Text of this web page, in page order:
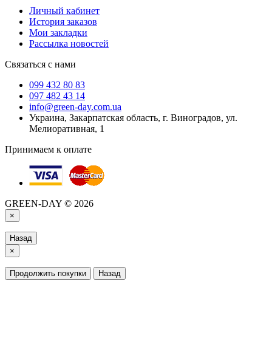
Личный кабинет
История заказов
Мои закладки
Рассылка новостей
Связаться с нами
099 432 80 83
097 482 43 14
info@green-day.com.ua
Украина, Закарпатская область, г. Виноградов, ул.
Мелиоративная, 1
Принимаем к оплате
GREEN-DAY © 2026
×
Назад
×
Продолжить покупки Назад